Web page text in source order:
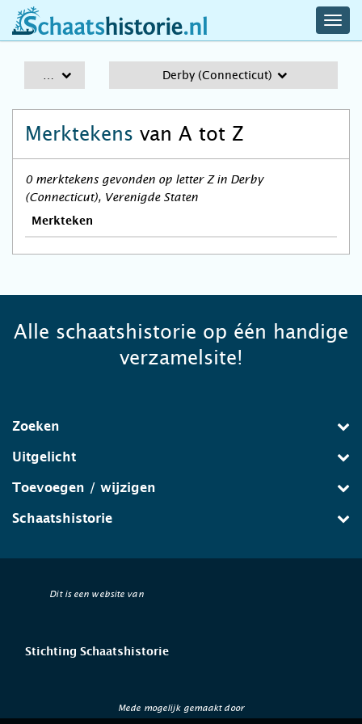
schaatshistorie.nl
Derby (Connecticut)
Merktekens van A tot Z
0 merktekens gevonden op letter Z in Derby
(Connecticut), Verenigde Staten
Merkteken
Alle schaatshistorie op één handige
verzamelsite!
Zoeken
Uitgelicht
Toevoegen / wijzigen
Schaatshistorie
Dit is een website van
Stichting Schaatshistorie
Mede mogelijk gemaakt door